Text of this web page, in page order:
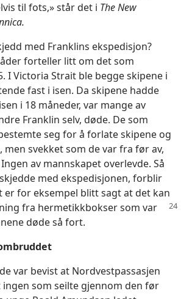
til fots,» står det i The New
med Franklins ekspedisjon?
forteller litt om det som
I Victoria Strait ble begge skipene i
fast i isen. Da skipene hadde
i 18 måneder, var mange av
Franklin selv, døde. De som
seg for å forlate skipene og
svekket som de var fra før av,
av mannskapet overlevde. Så
med ekspedisjonen, forblir
er for eksempel blitt sagt at det kan
fra hermetikkbokser som var
døde så fort.
var bevist at Nordvestpassasjen
ingen som seilte gjennom den før